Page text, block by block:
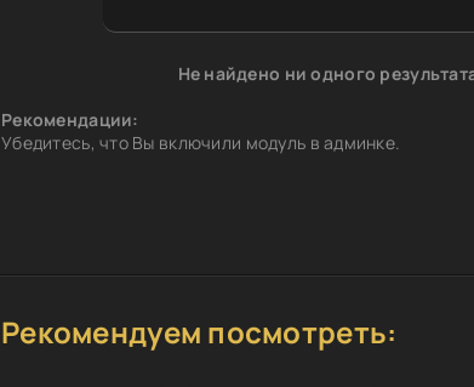
Не найдено ни одного
Рекомендации:
Убедитесь, что Вы включили модуль в админке.
Рекомендуем посмотреть: